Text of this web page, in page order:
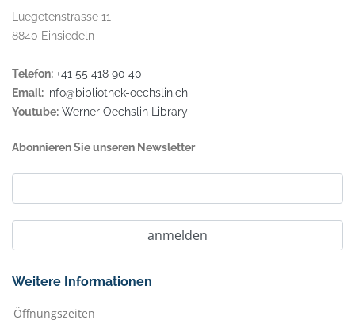
Luegetenstrasse 11
8840 Einsiedeln
Telefon: +41 55 418 90 40
Email: info@bibliothek-oechslin.ch
Youtube: Werner Oechslin Library
Abonnieren Sie unseren Newsletter
Weitere Informationen
Öffnungszeiten